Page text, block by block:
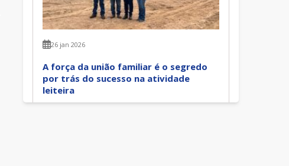
26 jan 2026
A força da união familiar é o segredo
por trás do sucesso na atividade
leiteira